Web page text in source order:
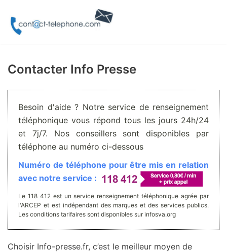
Aller
Contacter Info Presse
Besoin d'aide ? Notre service de renseignement
téléphonique vous répond tous les jours 24h/24
et 7j/7. Nos conseillers sont disponibles par
téléphone au numéro ci-dessous
Numéro de téléphone pour être mis en relation
avec notre service :
Le 118 412 est un service renseignement téléphonique agrée par
l'ARCEP et est indépendant des marques et des services publics.
Les conditions tarifaires sont disponibles sur infosva.org
Choisir Info-presse.fr, c’est le meilleur moyen de